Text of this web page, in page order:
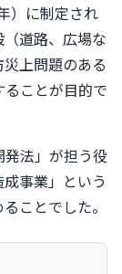
）に制定され
道路、広場な
上問題のある
ことが目的で
法」が担う役
事業」という
ことでした。